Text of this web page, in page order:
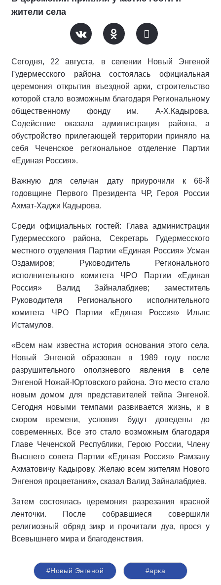
жители села
Сегодня, 22 августа, в селении Новый Энгеной
Гудермесского района состоялась официальная
церемония открытия въездной арки, строительство
которой стало возможным благодаря Региональному
общественному фонду им. А-Х.Кадырова.
Содействие оказала администрация района, а
обустройство прилегающей территории приняло на
себя Чеченское региональное отделение Партии
«Единая Россия».
Важную для сельчан дату приурочили к 66-й
годовщине Первого Президента ЧР, Героя России
Ахмат-Хаджи Кадырова.
Среди официальных гостей: Глава администрации
Гудермесского района, Секретарь Гудермесского
местного отделения Партии «Единая Россия» Усман
Оздамиров; Руководитель Регионального
исполнительного комитета ЧРО Партии «Единая
Россия» Валид Зайналабдиев; заместитель
Руководителя Регионального исполнительного
комитета ЧРО Партии «Единая Россия» Ильяс
Истамулов.
«Всем нам известна история основания этого села.
Новый Энгеной образован в 1989 году после
разрушительного оползневого явления в селе
Энгеной Ножай-Юртовского района. Это место стало
новым домом для представителей тейпа Энгеной.
Сегодня новыми темпами развивается жизнь, и в
скором времени, условия будут доведены до
современных. Все это стало возможным благодаря
Главе Чеченской Республики, Герою России, Члену
Высшего совета Партии «Единая Россия» Рамзану
Ахматовичу Кадырову. Желаю всем жителям Нового
Энгеноя процветания», сказал Валид Зайналабдиев.
Затем состоялась церемония разрезания красной
ленточки. После собравшиеся совершили
религиозный обряд зикр и прочитали дуа, прося у
Всевышнего мира и благоденствия.
#Новый Энгеной #арка